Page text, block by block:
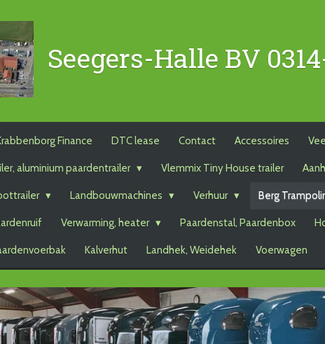
Seegers-Halle BV
Finance DTC lease Contact Accessoires
aluminium paardentrailer Vlemmix Tiny House trailer
Landbouwmachines Verhuur Berg
Verwarming, heater Paardenstal, Paardenbox
Kalverhut Landhek, Weidehek Voerwagen